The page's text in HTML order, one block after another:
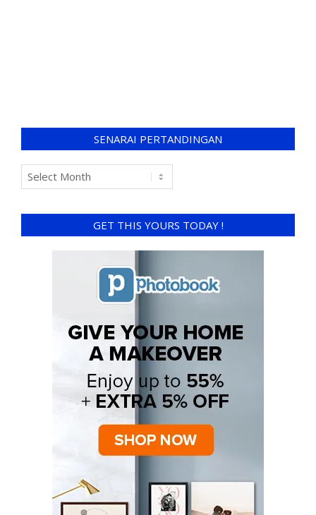
SENARAI PERTANDINGAN
GET THIS YOURS TODAY !